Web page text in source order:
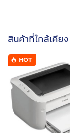
สินค้าที่ใกล้เคียง
HOT